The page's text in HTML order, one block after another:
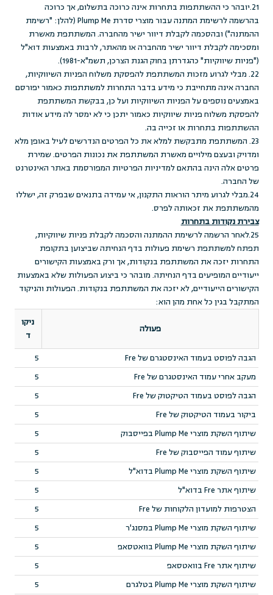
21.יובהר כי ההשתתפות בתחרות אינה כרוכה בתשלום, אך כרוכה
בהרשמה לרשימת המתנה עבור מוצרי סדרת Plump Me (להלן: "רשימת
ההמתנה") ובהסכמה לקבלת דיוור ישיר מהחברה. המשתתפת מאשרת
ומסכימה לקבלת דיוור ישיר מהחברה או מהאתר, לרבות באמצעות דוא"ל
("פניות שיווקיות" כהגדרתן בחוק הגנת הצרכן, תשמ"א-1981).
22. מבלי לגרוע מזכות המשתתפת להפסקת משלוח הפניות השיווקיות,
החברה אינה מתחייבת כי מידע בדבר התחרות למשתתפות כאמור יפורסם
באמצעים נוספים על הפניות השיווקיות ועל כן, בבקשת המשתתפת
להפסקת משלוח פניות שיווקיות כאמור יתכן כי לא ימסר לה מידע אודות
ההשתתפות בתחרות או זכייה בה.
23. המשתתפת מתבקשת למלא את כל הפרטים הנדרשים לעיל באופן מלא
ומדויק ובעצם מילויים מאשרת המשתתפת את נכונות הפרטים. שמירת
פרטים אלה הינה בהתאם למדיניות הפרטיות המפורסמת באתר האינטרנט
של החברה.
24.מבלי לגרוע מיתר הוראות התקנון, אי עמידה בתנאים שבפרק זה, ישללו
מהמשתתפת את זכאותה לפרס.
צבירת נקודות בתחרות
25.לאחר הרשמה לרשימת ההמתנה והסכמה לקבלת פניות שיווקיות,
תפתח למשתתפת רשימת פעולות בדף הנחיתה שביצוען בתקופת
התחרות יזכה את המשתתפת בנקודות, אך ורק באמצעות הקישורים
ייעודיים המופיעים בדף הנחיתה. מובהר כי ביצוע הפעולות שלא באמצעות
הקישורים הייעודיים, לא יזכה את המשתתפת בנקודות. הפעולות והניקוד
המתקבל בגין כל אחת מהן הוא:
פעולה
ניקו
ד
הגבה לפוסט בעמוד האינסטגרם של Fre
5
מעקב אחרי עמוד האינסטגרם של Fre
5
הגבה לפוסט בעמוד הטיקטוק של Fre
5
ביקור בעמוד הטיקטוק של Fre
5
שיתוף השקת מוצרי Plump Me בפייסבוק
5
שיתוף עמוד הפייסבוק של Fre
5
שיתוף השקת מוצרי Plump Me בדוא"ל
5
שיתוף אתר Fre בדוא"ל
5
הצטרפות למועדון הלקוחות של Fre
5
שיתוף השקת מוצרי Plump Me במסנג'ר
5
שיתוף השקת מוצרי Plump Me בוואטסאפ
5
שיתוף אתר Fre בוואטסאפ
5
שיתוף השקת מוצרי Plump Me בטלגרם
5